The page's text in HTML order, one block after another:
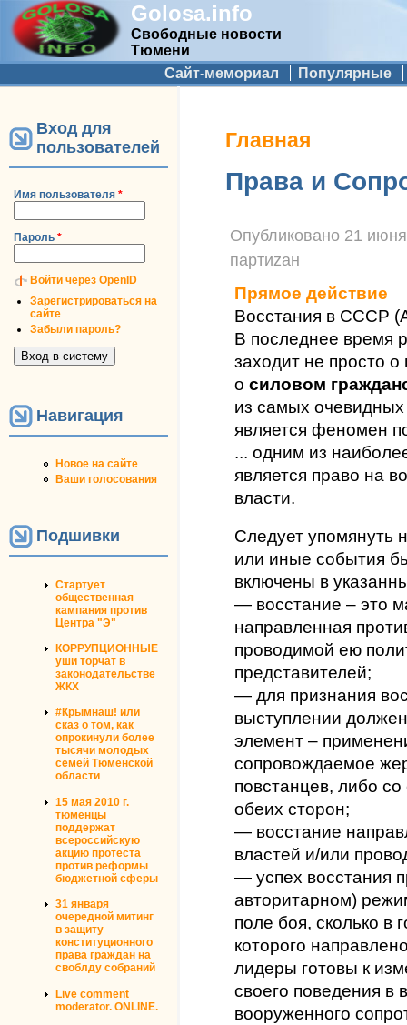
Golosa.info
Свободные новости
Тюмени
Дополнительное меню
Сайт-мемориал Популярные
Вход для
пользователей
Имя пользователя *
Пароль *
Войти через OpenID
Зарегистрироваться на
сайте
Забыли пароль?
Навигация
Новое на сайте
Ваши голосования
Подшивки
Стартует
общественная
кампания против
Центра "Э"
КОРРУПЦИОННЫЕ
уши торчат в
законодательстве
ЖКХ
#Крымнаш! или
сказ о том, как
опрокинули более
тысячи молодых
семей Тюменской
области
15 мая 2010 г.
тюменцы
поддержат
всероссийскую
акцию протеста
против реформы
бюджетной сферы
31 января
очередной митинг
в защиту
конституционного
права граждан на
своблду собраний
Live comment
moderator. ONLINE.
Вы здесь
Главная
Права и
Опубликовано 21
партиzан
Прямое действие
Восстания в СССР
В последнее время
заходит не просто
о силовом
из самых очевидных
является феномен
... одним из
является право на
власти.
Следует упомянуть
или иные события
включены в
— восстание – это
направленная
проводимой ею
представителей;
— для признания
выступлении
элемент –
сопровождаемое
повстанцев, либо
обеих сторон;
— восстание
властей и/или
— успех восстания
авторитарном)
поле боя, сколько в
которого
лидеры готовы к
своего поведения в
вооруженного